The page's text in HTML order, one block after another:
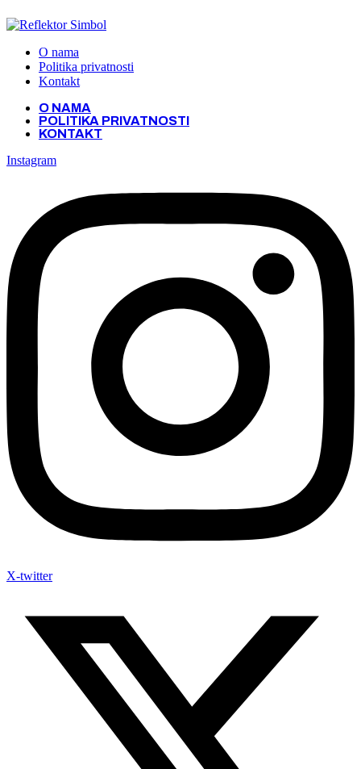
O nama
Politika privatnosti
Kontakt
O NAMA
POLITIKA PRIVATNOSTI
KONTAKT
Instagram
X-twitter